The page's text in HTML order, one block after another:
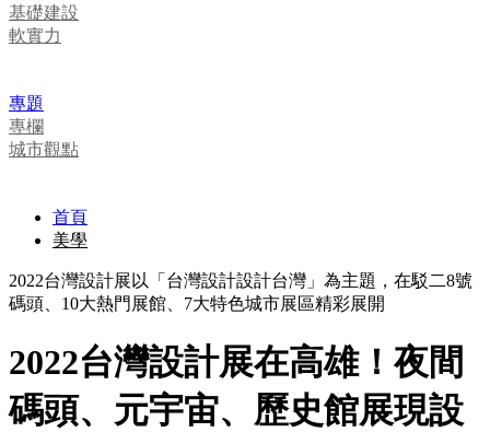
基礎建設
軟實力
專題
專欄
城市觀點
首頁
美學
2022台灣設計展以「台灣設計設計台灣」為主題，在駁二8號
碼頭、10大熱門展館、7大特色城市展區精彩展開
2022台灣設計展在高雄！夜間
碼頭、元宇宙、歷史館展現設